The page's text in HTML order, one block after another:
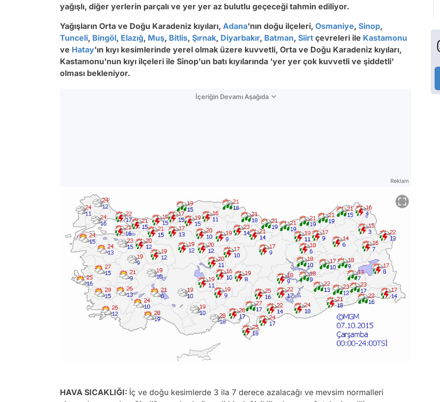
yağışlı, diğer yerlerin parçalı ve yer yer az bulutlu geçeceği tahmin ediliyor.
Yağışların Orta ve Doğu Karadeniz kıyıları, Adana'nın doğu ilçeleri, Osmaniye, Sinop,
Tunceli, Bingöl, Elazığ, Muş, Bitlis, Şırnak, Diyarbakır, Batman, Siirt çevreleri ile Kastamonu
ve Hatay'ın kıyı kesimlerinde yerel olmak üzere kuvvetli, Orta ve Doğu Karadeniz kıyıları,
Kastamonu'nun kıyı ilçeleri ile Sinop'un batı kıyılarında 'yer yer çok kuvvetli ve şiddetli'
olması bekleniyor.
İçeriğin Devamı Aşağıda
Reklam
HAVA SICAKLIĞI: İç ve doğu kesimlerde 3 ila 7 derece azalacağı ve mevsim normalleri